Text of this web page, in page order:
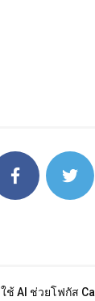
ใช้ AI ช่วยโฟกัส